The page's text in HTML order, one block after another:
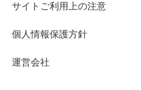
サイトご利用上の注意
個人情報保護方針
運営会社